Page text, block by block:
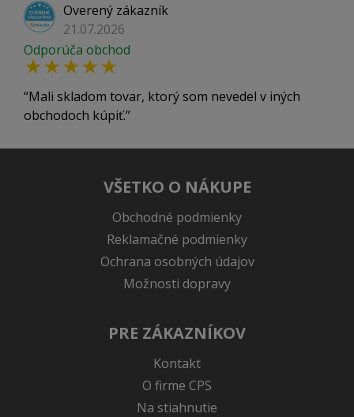
Overený zákazník
21.07.2026
Odporúča obchod
Mali skladom tovar, ktorý som nevedel v iných
obchodoch kúpiť.
VŠETKO O NÁKUPE
Obchodné podmienky
Reklamačné podmienky
Ochrana osobných údajov
Možnosti dopravy
PRE ZÁKAZNÍKOV
Kontakt
O firme CPS
Na stiahnutie